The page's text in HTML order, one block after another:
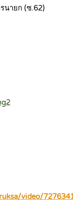
นายก (ซ.62)
video/